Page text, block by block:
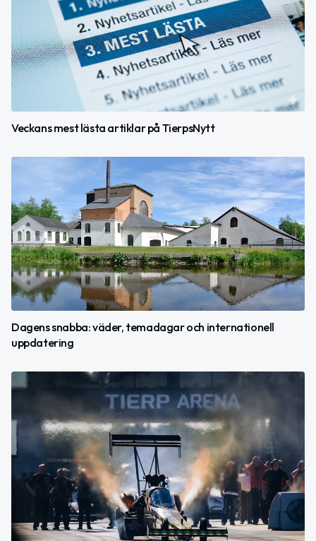
Veckans mest lästa artiklar på TierpsNytt
Dagens snabba: väder, temadagar och internationell
uppdatering